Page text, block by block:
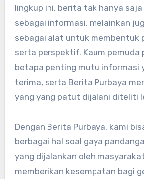
lingkup ini, berita tak hanya
sebagai informasi, melainkan
sebagai alat untuk membentuk
serta perspektif. Kaum pemuda
betapa penting mutu informasi
terima, serta Berita Purbaya
yang yang patut dijalani diteliti
Dengan Berita Purbaya, kami
berbagai hal soal gaya
yang dijalankan oleh
memberikan kesempatan bagi